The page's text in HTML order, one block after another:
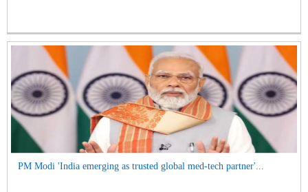
PM Modi 'India emerging as trusted global med-tech partner'...